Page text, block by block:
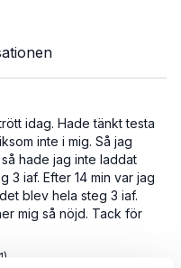
The Season Opener
vana löpare. Vill du ta
det här löppasset på 25
idag. Hade tänkt testa
inte i mig. Så jag
hade jag inte laddat
3 iaf. Efter 14 min var jag
blev hela steg 3 iaf.
mig så nöjd. Tack för